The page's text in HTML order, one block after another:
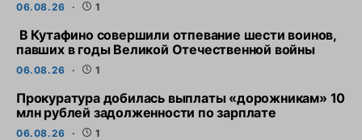
06.08.26 1
В Кутафино совершили отпевание шести воинов,
павших в годы Великой Отечественной войны
06.08.26 1
Прокуратура добилась выплаты «дорожникам» 10
млн рублей задолженности по зарплате
06.08.26 1